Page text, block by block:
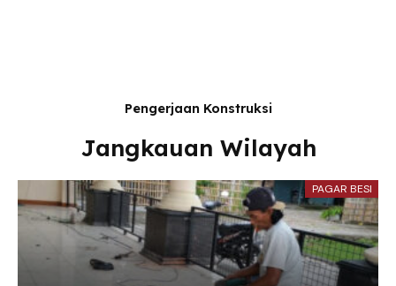
Pengerjaan Konstruksi
Jangkauan Wilayah
PAGAR BESI